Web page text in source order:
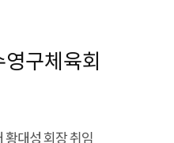
구체육회
황대성 회장 취임